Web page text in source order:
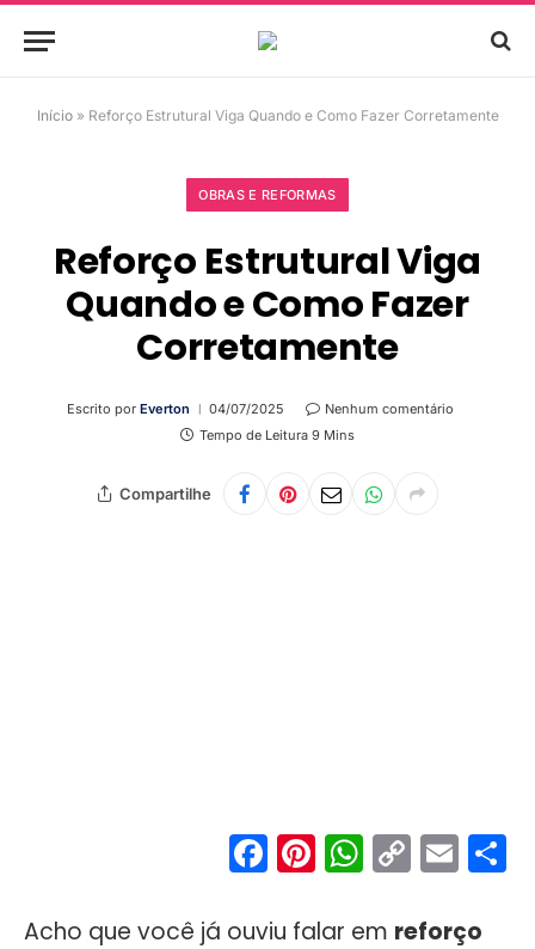
Início» Reforço Estrutural Viga Quando e Como Fazer Corretamente
OBRAS E REFORMAS
Reforço Estrutural Viga
Quando e Como Fazer
Corretamente
Escrito por Everton 04/07/2025
Nenhum comentário
Tempo de Leitura 9 Mins
Compartilhe
Facebook
Pinterest
Copy
Link
Acho que você já ouviu falar em reforço